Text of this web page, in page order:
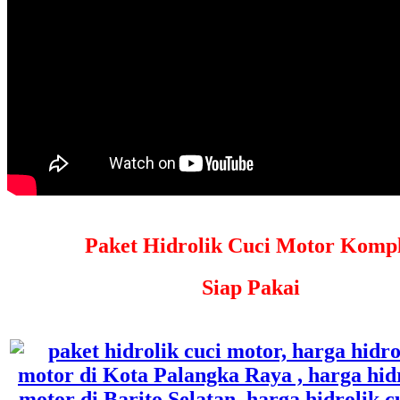
Paket Hidrolik Cuci Motor
Siap Pakai